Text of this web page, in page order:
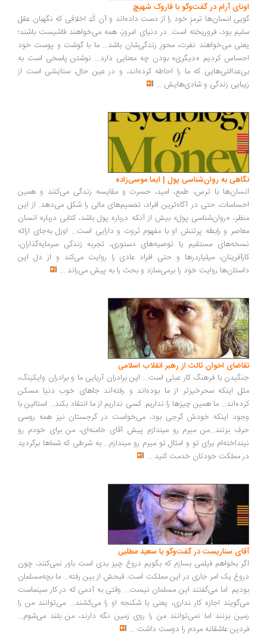
آرام در گفت‌وگو با فاروک شهیچ‭
انسان‌ها ترمزِ خود را از دست داده‌اند و آن کُدِ اخلاقی که نگهبان عقل
بود، فروریخته است. در دنیای امروز، همه می‌خواهند فاشیست باشند؛
می‌خواهند نفرت، محورِ زندگی‌شان باشد... ما با گوشت و پوست خود
کردیم «دیگری» بودن چه معنایی دارد... نوشتن پاسخی است به
که ما را احاطه کرده‌اند، و در عین حال، ستایشی است از
زندگی و شادی‌هایش...
به روان‌شناسی پول | ایما موسی‌زاده
با ترس، طمع، امید، حسرت و مقایسه زندگی می‌کنند و همین
حتی در آگاه‌ترین افراد، تصمیم‌های مالی را شکل می‌دهد. از این
«روان‌شناسی پول» بیش از آنکه درباره پول باشد، کتابی درباره انسان
و رابطه پرتنش او با مفهوم ثروت و دارایی است... اوزل به‌جای ارائه
مستقیم یا توصیه‌های دستوری، تجربه زندگی سرمایه‌گذاران،
میلیاردرها و حتی افراد عادی را روایت می‌کند و از دل این
روایت خود را برمی‌سازد و بحث را به پیش می‌راند ...
اخوان ثالث از رهبر انقلاب اسلامی
با فرهنگ کار عبثی است... این برادران آریایی ما و برادران وایکینگ،
اینکه سحرخیزتر از ما بوده‌اند و رفته‌اند جاهای خوب دنیا مسکن
ما همین چیزها را نداریم. کسی نداریم از ما انتقاد بکند... استالین با
اینکه خودش گرجی بود، می‌خواست در گرجستان نیز همه روسی
بزنند...من میرم رو میندازم پیش آقای خامنه‌ای، من برای خودم رو
برای تو و امثال تو میرم رو میندازم... به شرطی که شماها برگردید
مملکت خودتان خدمت کنید...
سناریست در گفت‌وگو با سعید مطلبی
بخواهم فیلمی بسازم که بگویم دروغ چیز بدی است باور نمی‌کنند، چون
یک امر جاری در این مملکت است. قبحش از بین رفته... ما بچه‌مسلمان
اما می‌گفتند این مسلمان نیست... وقتی به آدمی که در کار سینماست
اجازه کار نداری، یعنی با شکنجه او را می‌کشند... می‌توانند من را
بزنند اما نمی‌توانند من را روی زمین نگه دارند، من بلند می‌شوم...
عاشقانه مردم را دوست داشت ...